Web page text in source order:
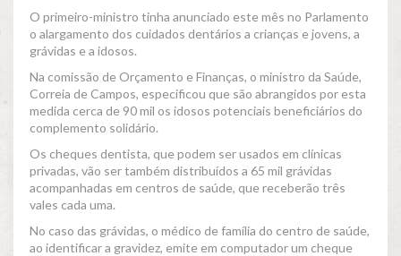
O primeiro-ministro tinha anunciado este mês no Parlamento
o alargamento dos cuidados dentários a crianças e jovens, a
grávidas e a idosos.
Na comissão de Orçamento e Finanças, o ministro da Saúde,
Correia de Campos, especificou que são abrangidos por esta
medida cerca de 90 mil os idosos potenciais beneficiários do
complemento solidário.
Os cheques dentista, que podem ser usados em clínicas
privadas, vão ser também distribuídos a 65 mil grávidas
acompanhadas em centros de saúde, que receberão três
vales cada uma.
No caso das grávidas, o médico de família do centro de saúde,
ao identificar a gravidez, emite em computador um cheque